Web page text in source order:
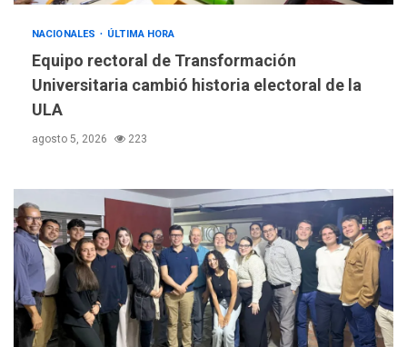
NACIONALES ÚLTIMA HORA
Equipo rectoral de Transformación
Universitaria cambió historia electoral de la
ULA
agosto 5, 2026 223